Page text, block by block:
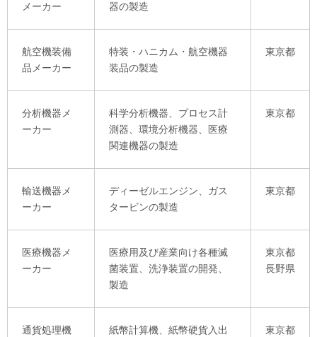
メーカー
器の製造
航空機装備
品メーカー
特装・ハニカム・航空機器
装品の製造
東京都
分析機器メ
ーカー
科学分析機器、プロセス計
測器、環境分析機器、医療
関連機器の製造
東京都
輸送機器メ
ーカー
ディーゼルエンジン、ガス
タービンの製造
東京都
医療機器メ
ーカー
医療用及び産業向け各種滅
菌装置、洗浄装置の開発、
製造
東京都
長野県
通貨処理機
紙幣計算機、紙幣硬貨入出
東京都